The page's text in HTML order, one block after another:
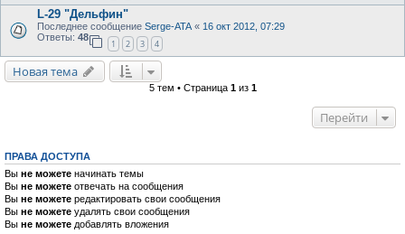
L-29 "Дельфин"
Последнее сообщение Serge-ATA « 16 окт 2012, 07:29
Ответы: 48
1 2 3 4
Новая тема
5 тем • Страница 1из 1
Перейти
ПРАВА ДОСТУПА
Вы не можете начинать темы
Вы не можете отвечать на сообщения
Вы не можете редактировать свои сообщения
Вы не можете удалять свои сообщения
Вы не можете добавлять вложения